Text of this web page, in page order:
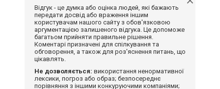
Відгук - це думка або оцінка людей, які бажають
передати досвід або враження іншим
користувачам нашого сайту з обов'язковою
аргументацією залишеного відгука. Це допоможе
багатьом прийняти правильне рішення.
Коментарі призначені для спілкування та
обговорення, а також для роз'яснення питань, що
цікавлять.
Не дозволяється: використання ненормативної
лексики, погроз або образ; безпосереднє
порівняння з іншими конкуруючими компаніями;